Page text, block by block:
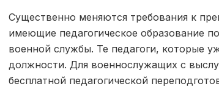
Существенно меняются требования к
имеющие педагогическое образование
военной службы. Те педагоги, которые
должности. Для военнослужащих с
бесплатной педагогической